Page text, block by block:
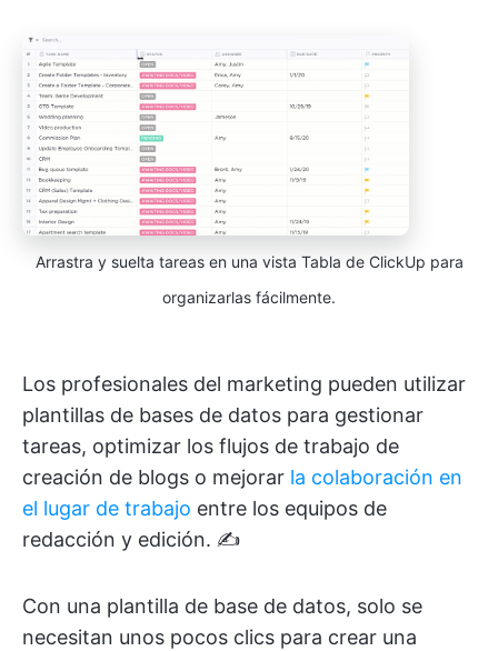
Arrastra y suelta tareas en una vista Tabla de ClickUp para
organizarlas fácilmente.
Los profesionales del marketing pueden utilizar
plantillas de bases de datos para gestionar
tareas, optimizar los flujos de trabajo de
creación de blogs o mejorar la colaboración en
el lugar de trabajo entre los equipos de
redacción y edición. ✍️
Con una plantilla de base de datos, solo se
necesitan unos pocos clics para crear una